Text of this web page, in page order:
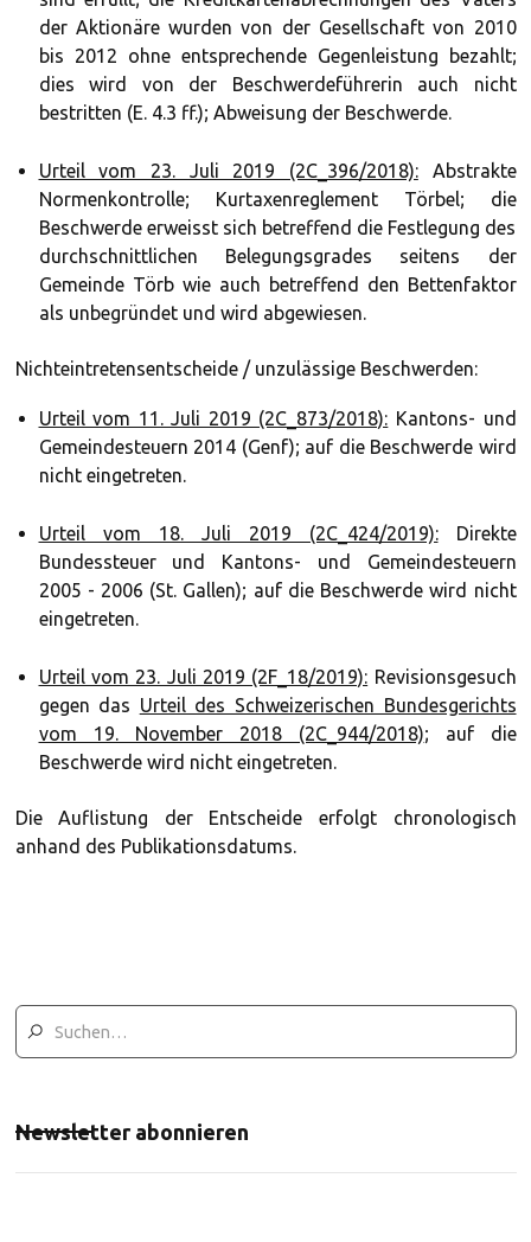
der Aktionäre wurden von der Gesellschaft von 2010
bis 2012 ohne entsprechende Gegenleistung bezahlt;
dies wird von der Beschwerdeführerin auch nicht
bestritten (E. 4.3 ff.); Abweisung der Beschwerde.
Urteil vom 23. Juli 2019 (2C_396/2018):Abstrakte
Normenkontrolle; Kurtaxenreglement Törbel; die
Beschwerde erweisst sich betreffend die Festlegung des
durchschnittlichen Belegungsgrades seitens der
Gemeinde Törb wie auch betreffend den Bettenfaktor
als unbegründet und wird abgewiesen.
Nichteintretensentscheide / unzulässige Beschwerden:
Urteil vom 11. Juli 2019 (2C_873/2018): Kantons- und
Gemeindesteuern 2014 (Genf); auf die Beschwerde wird
nicht eingetreten.
Urteil vom 18. Juli 2019 (2C_424/2019):Direkte
Bundessteuer und Kantons- und Gemeindesteuern
2005 - 2006 (St. Gallen); auf die Beschwerde wird nicht
eingetreten.
Urteil vom 23. Juli 2019 (2F_18/2019): Revisionsgesuch
gegen das Urteil des Schweizerischen Bundesgerichts
vom 19. November 2018 (2C_944/2018); auf die
Beschwerde wird nicht eingetreten.
Die Auflistung der Entscheide erfolgt chronologisch
anhand des Publikationsdatums.
Newsletter abonnieren